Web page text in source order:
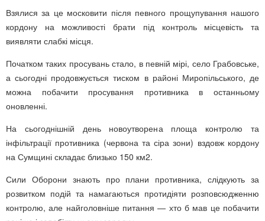
Взялися за це московити після певного прощупування нашого
кордону на можливості брати під контроль місцевість та
виявляти слабкі місця.
Початком таких просувань стало, в певній мірі, село Грабовське,
а сьогодні продовжується тиском в районі Миропільського, де
можна побачити просування противника в останньому
оновленні.
На сьогоднішній день новоутворена площа контролю та
інфільтрації противника (червона та сіра зони) вздовж кордону
на Сумщині складає близько 150 км2.
Сили Оборони знають про плани противника, слідкують за
розвитком подій та намагаються протидіяти розповсюдженню
контролю, але найголовніше питання — хто б мав це побачити